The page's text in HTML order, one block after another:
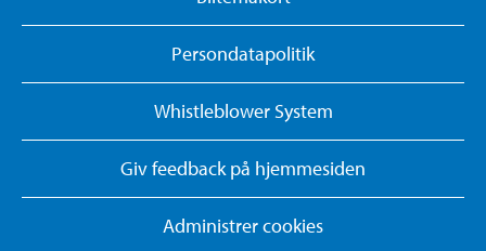
Persondatapolitik
Whistleblower System
Giv feedback på hjemmesiden
Administrer cookies